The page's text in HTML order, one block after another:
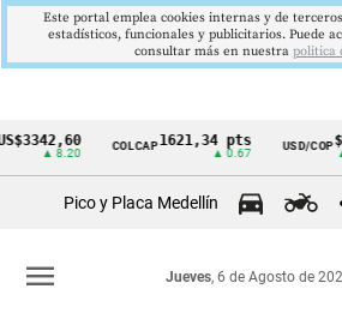
Cintillo
Colombia
COLCAP1621,34 pts USD/COP$4178
▲ 0.42
Pico y Placa Medellín
Jueves, 6 de Agosto de
menu
Este portal emplea cookies internas y de
estadísticos, funcionales y publicitarios. Puede
consultar más en nuestra politica